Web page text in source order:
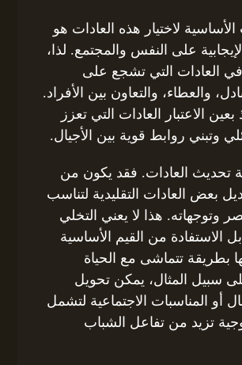
الأساسية لاختيار هذه العادات هو
على النفس والمجتمع. لذا،
العادات التي تشجع على
والعطاء، والتعاون بين الأفراد.
الاعتبار العادات التي تعزز
وتبني روابط قوية بين الأجيال.
تحديث العادات. فقد يكون من
بعض العادات التقليدية لتناسب
وتوجهاته. هذا لا يعني التخلي
الاستفادة من القيم الأساسية
بطريقة تتماشى مع الحياة
سبيل المثال، يمكن تحويل
أو المناسبات الاجتماعية لتشمل
تزيد من تفاعل الشباب